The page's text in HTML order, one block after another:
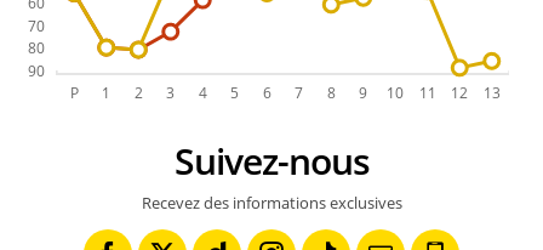
Suivez-nous
Recevez des informations exclusives